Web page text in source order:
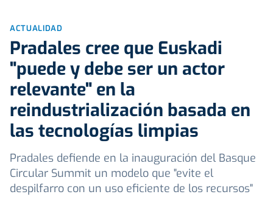
ACTUALIDAD
Pradales cree que Euskadi
"puede y debe ser un actor
relevante" en la
reindustrialización basada en
las tecnologías limpias
Pradales defiende en la inauguración del Basque
Circular Summit un modelo que "evite el
despilfarro con un uso eficiente de los recursos"